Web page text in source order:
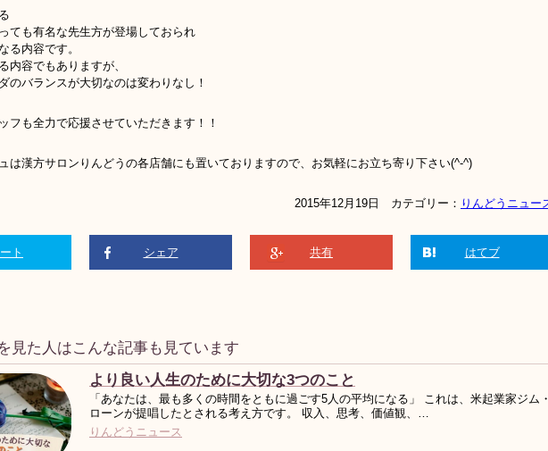
ても有名な先生方が登場しておられ
る内容です。
内容でもありますが、
のバランスが大切なのは変わりなし！
フも全力で応援させていただきます！！
は漢方サロンりんどうの各店舗にも置いておりますので、お気軽にお立ち寄り下さい(^-^)
2015年12月19日 カテゴリー： りんどうニュー
ト シェア 共有 はてブ
見た人はこんな記事も見ています
より良い人生のために大切な3つのこと
「あなたは、最も多くの時間をともに過ごす5人の平均になる」 これは、米起業家ジム
ローンが提唱したとされる考え方です。 収入、思考、価値観、…
りんどうニュース